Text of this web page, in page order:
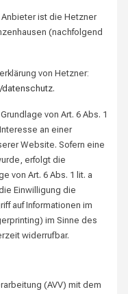
ist die Hetzner
(nachfolgend
von Hetzner:
datenschutz.
von Art. 6 Abs. 1
an einer
Website. Sofern eine
erfolgt die
von Art. 6 Abs. 1 lit. a
Einwilligung die
auf Informationen im
im Sinne des
widerrufbar.
(AVV) mit dem